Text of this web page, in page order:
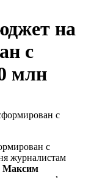
на
с
млн
с
журналистам
Максим